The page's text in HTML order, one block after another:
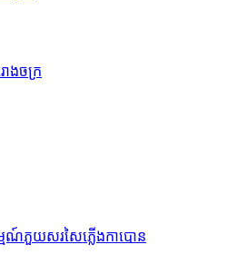
ងចក្រ
មណ៍ភួយសរសៃភ្លើងកាបោន